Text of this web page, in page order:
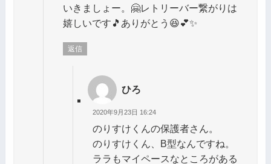
いきましょー。🤗レトリーバー繋がりは
嬉しいです🎵ありがとう😆💕✨
返信
ひろ
2020年9月23日 16:24
のりすけくんの保護者さん。
のりすけくん、B型なんですね。
ララもマイペースなところがある